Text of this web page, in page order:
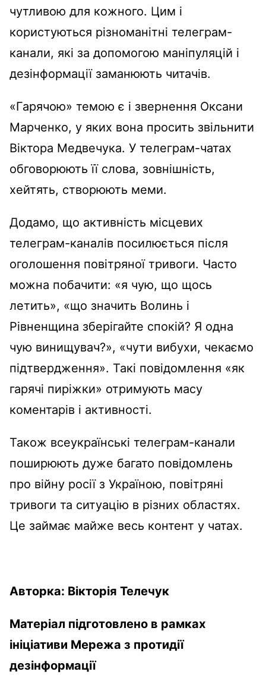
чутливою для кожного. Цим і
користуються різноманітні телеграм-
канали, які за допомогою маніпуляцій і
дезінформації заманюють читачів.
«Гарячою» темою є і звернення Оксани
Марченко, у яких вона просить звільнити
Віктора Медвечука. У телеграм-чатах
обговорюють її слова, зовнішність,
хейтять, створюють меми.
Додамо, що активність місцевих
телеграм-каналів посилюється після
оголошення повітряної тривоги. Часто
можна побачити: «я чую, що щось
летить», «що значить Волинь і
Рівненщина зберігайте спокій? Я одна
чую винищувач?», «чути вибухи, чекаємо
підтвердження». Такі повідомлення «як
гарячі пиріжки» отримують масу
коментарів і активності.
Також всеукраїнські телеграм-канали
поширюють дуже багато повідомлень
про війну росії з Україною, повітряні
тривоги та ситуацію в різних областях.
Це займає майже весь контент у чатах.
Авторка: Вікторія Телечук
Матеріал підготовлено в рамках
ініціативи Мережа з протидії
дезінформації